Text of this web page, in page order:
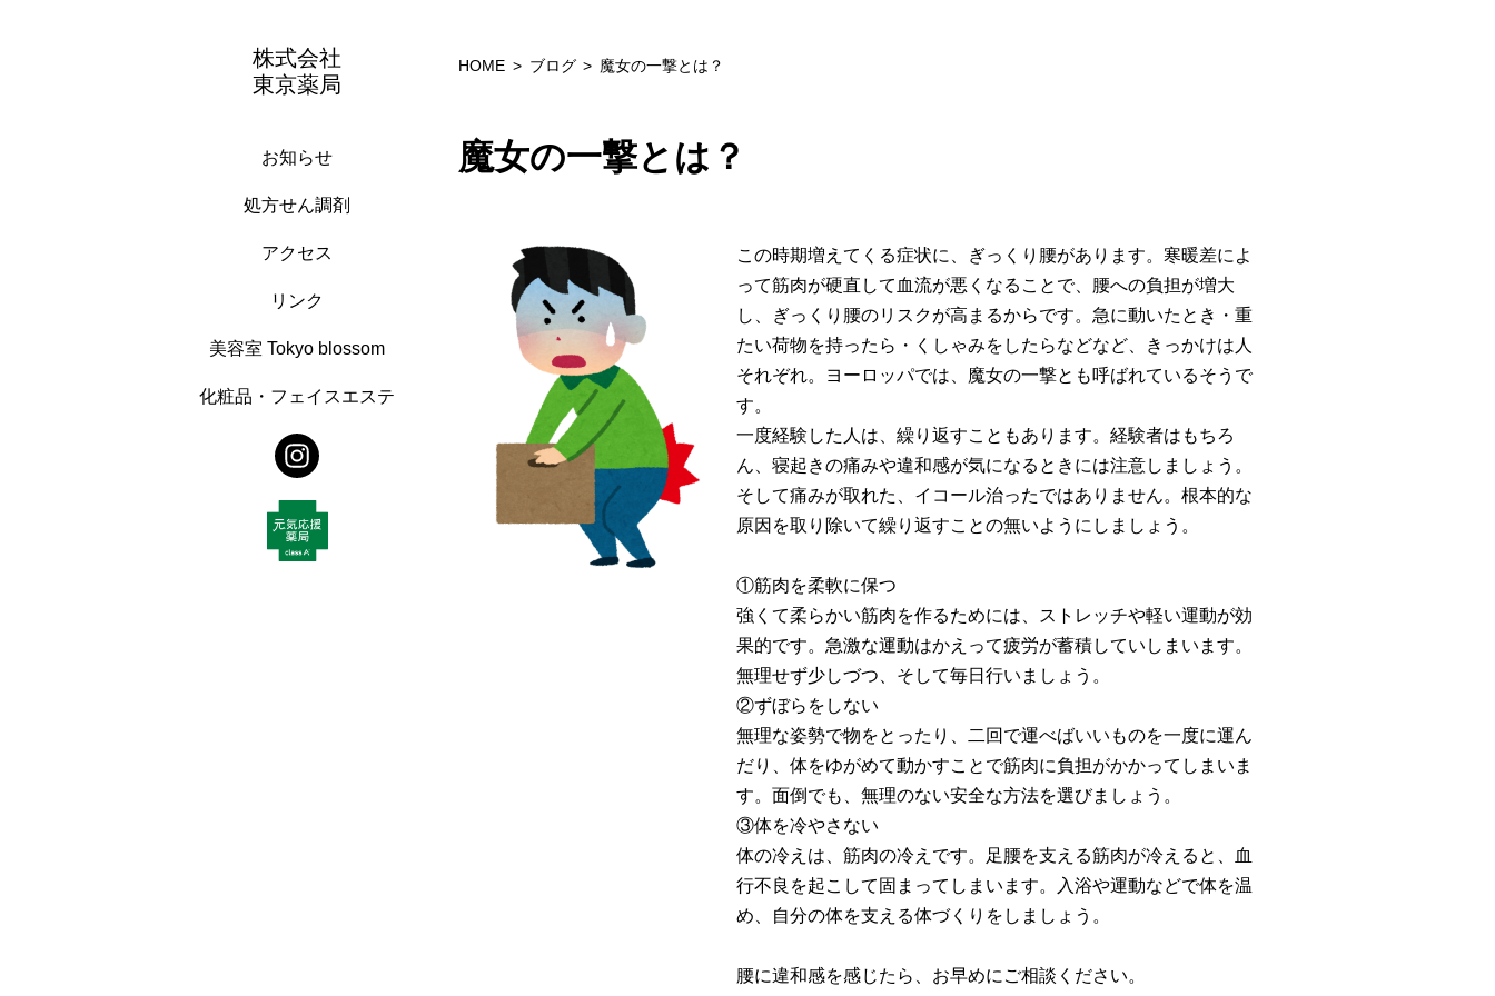
株式会社
東京薬局
お知らせ
処方せん調剤
アクセス
リンク
美容室 Tokyo blossom
化粧品・フェイスエステ
HOME ブログ 魔女の一撃とは？
魔女の一撃とは？
この時期増えてくる症状に、ぎっくり腰があります。寒暖差によ
って筋肉が硬直して血流が悪くなることで、腰への負担が増大
し、ぎっくり腰のリスクが高まるからです。急に動いたとき・重
たい荷物を持ったら・くしゃみをしたらなどなど、きっかけは人
それぞれ。ヨーロッパでは、魔女の一撃とも呼ばれているそうで
す。
一度経験した人は、繰り返すこともあります。経験者はもちろ
ん、寝起きの痛みや違和感が気になるときには注意しましょう。
そして痛みが取れた、イコール治ったではありません。根本的な
原因を取り除いて繰り返すことの無いようにしましょう。
①筋肉を柔軟に保つ
強くて柔らかい筋肉を作るためには、ストレッチや軽い運動が効
果的です。急激な運動はかえって疲労が蓄積していしまいます。
無理せず少しづつ、そして毎日行いましょう。
②ずぼらをしない
無理な姿勢で物をとったり、二回で運べばいいものを一度に運ん
だり、体をゆがめて動かすことで筋肉に負担がかかってしまいま
す。面倒でも、無理のない安全な方法を選びましょう。
③体を冷やさない
体の冷えは、筋肉の冷えです。足腰を支える筋肉が冷えると、血
行不良を起こして固まってしまいます。入浴や運動などで体を温
め、自分の体を支える体づくりをしましょう。
腰に違和感を感じたら、お早めにご相談ください。